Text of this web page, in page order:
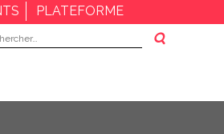
PLATEFORME
: